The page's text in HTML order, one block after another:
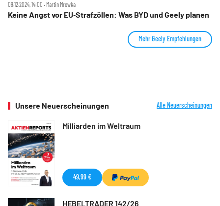
09.12.2024, 14:00 ‧ Martin Mrowka
Keine Angst vor EU‑Strafzöllen: Was BYD und Geely planen
Mehr Geely Empfehlungen
Unsere Neuerscheinungen Alle Neuerscheinungen
Milliarden im Weltraum
49,99 €
HEBELTRADER 142/26